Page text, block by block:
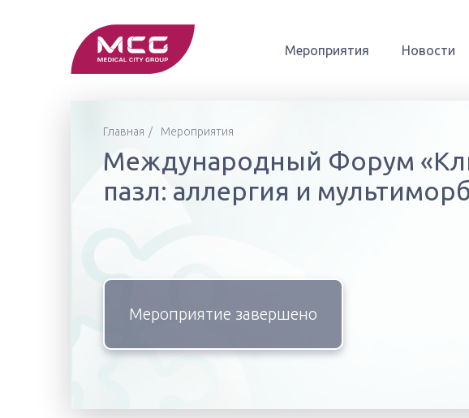
Мероприятия Новости
Главная Мероприятия
Международный Форум
пазл: аллергия и
Мероприятие завершено